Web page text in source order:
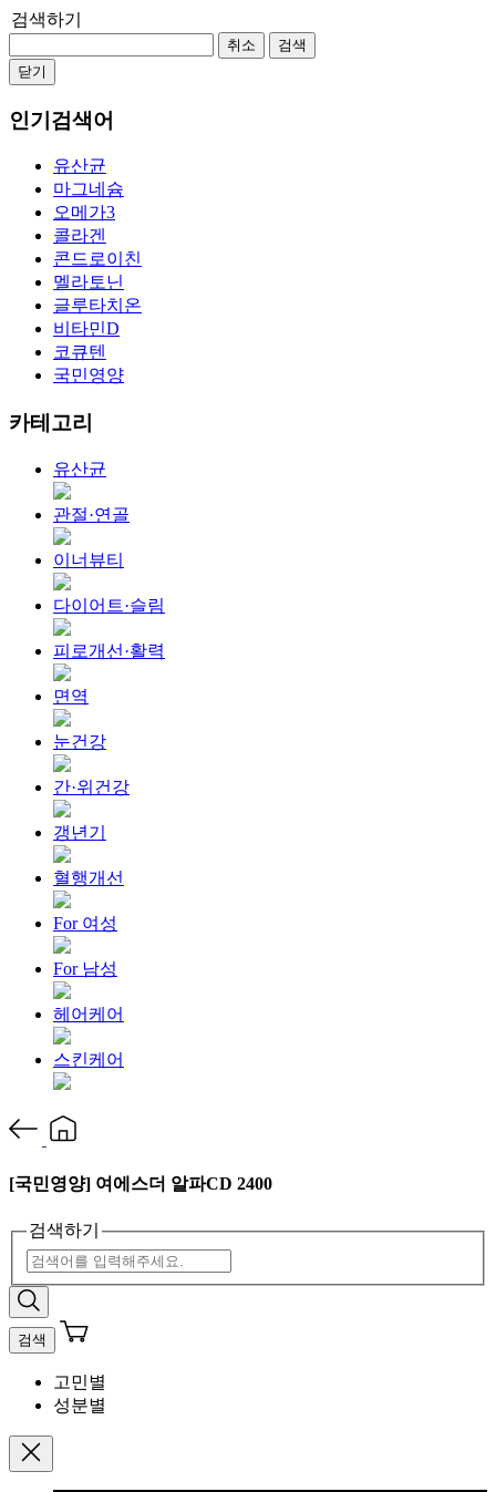
검색하기
취소
검색
닫기
인기검색어
유산균
마그네슘
오메가3
콜라겐
콘드로이친
멜라토닌
글루타치온
비타민D
코큐텐
국민영양
카테고리
유산균
관절·연골
이너뷰티
다이어트·슬림
피로개선·활력
면역
눈건강
간·위건강
갱년기
혈행개선
For 여성
For 남성
헤어케어
스킨케어
[국민영양] 여에스더 알파CD 2400
검색하기
검색
고민별
성분별